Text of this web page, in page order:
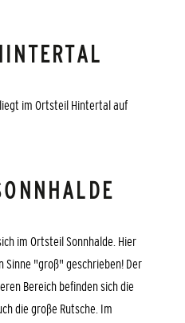
im Ortsteil Hintertal auf
im Ortsteil Sonnhalde. Hier
Sinne "groß" geschrieben! Der
Bereich befinden sich die
die große Rutsche. Im